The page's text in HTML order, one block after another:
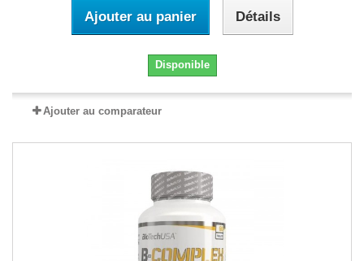
Ajouter au panier Détails
Disponible
Ajouter au comparateur